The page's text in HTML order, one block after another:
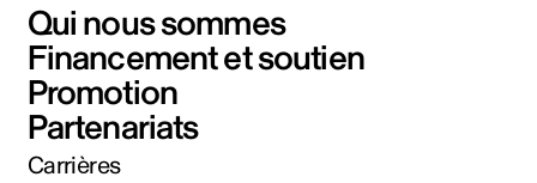
Qui nous sommes
Financement et soutien
Promotion
Partenariats
Carrières